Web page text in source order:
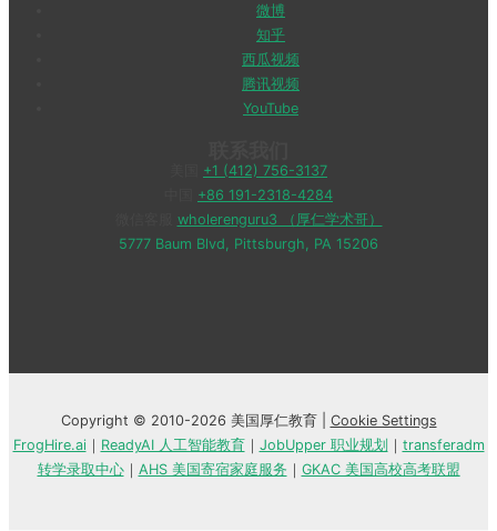
微博
知乎
西瓜视频
腾讯视频
YouTube
+1 (412) 756-3137
+86 191-2318-4284
wholerenguru3 （厚仁学术哥）
5777 Baum Blvd, Pittsburgh, PA 15206
Copyright © 2010-2026 美国厚仁教育 | Cookie Settings
FrogHire.ai｜ ReadyAI 人工智能教育｜ JobUpper 职业规划 ｜ transferadm
转学录取中心｜ AHS 美国寄宿家庭服务 ｜ GKAC 美国高校高考联盟